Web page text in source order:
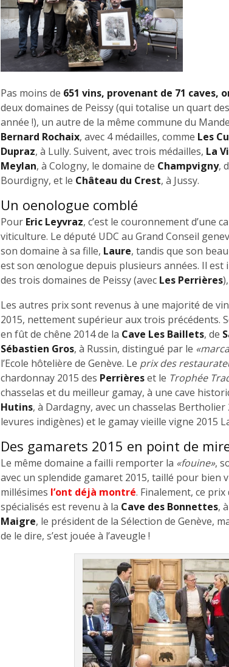
Pas moins de 651 vins, provenant de 71 caves,
deux domaines de Peissy (qui totalise un quart
année !), un autre de la même commune du
Bernard Rochaix, avec 4 médailles, comme Les
Dupraz, à Lully. Suivent, avec trois médailles, La
Meylan, à Cologny, le domaine de Champvigny,
Bourdigny, et le Château du Crest, à Jussy.
Un oenologue comblé
Pour Eric Leyvraz, c’est le couronnement d’une
viticulture. Le député UDC au Grand Conseil
son domaine à sa fille, Laure, tandis que son
est son œnologue depuis plusieurs années. Il est
des trois domaines de Peissy (avec Les Perrières
Les autres prix sont revenus à une majorité de
2015, nettement supérieur aux trois précédents.
en fût de chêne 2014 de la Cave Les Baillets, de
Sébastien Gros, à Russin, distingué par le
l’Ecole hôtelière de Genève. Le prix des
chardonnay 2015 des Perrièreset le Trophée
chasselas et du meilleur gamay, à une cave
Hutins, à Dardagny, avec un chasselas
levures indigènes) et le gamay vieille vigne 2015
Des gamarets 2015 en point de
Le même domaine a failli remporter la «fouine»,
avec un splendide gamaret 2015, taillé pour bien
millésimes l’ont déjà montré. Finalement, ce
spécialisés est revenu à la Cave des Bonnettes,
Maigre, le président de la Sélection de Genève,
de le dire, s’est jouée à l’aveugle !